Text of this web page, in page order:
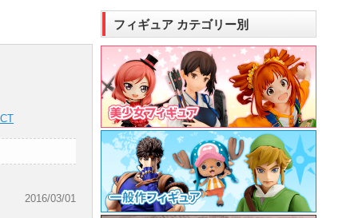
2016/03/01
フィギュア カテゴリー別